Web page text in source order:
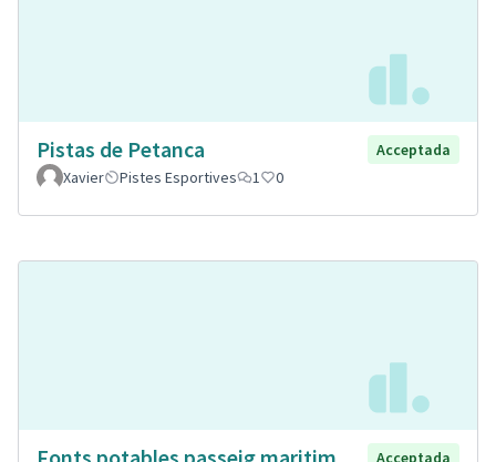
Pistas de Petanca
Acceptada
Xavier
Pistes Esportives 1 0
Acceptada